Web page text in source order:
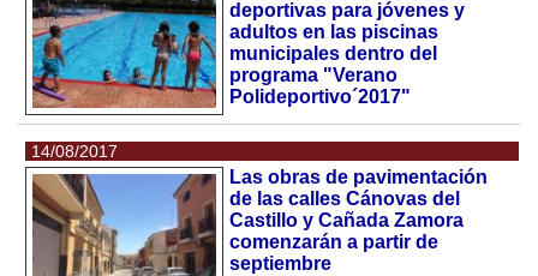
deportivas para jóvenes y
adultos en las piscinas
municipales dentro del
programa "Verano
Polideportivo´2017"
14/08/2017
Las obras de pavimentación
de las calles Cánovas del
Castillo y Cañada Zamora
comenzarán a partir de
septiembre